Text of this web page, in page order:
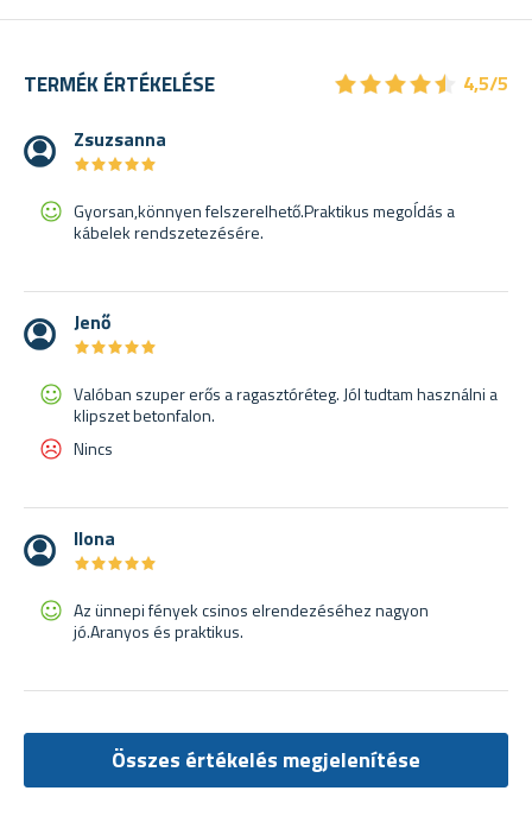
TERMÉK ÉRTÉKELÉSE ★★★★★
★★★★★
4,5/5
Zsuzsanna
★★★★★
★★★★★
Gyorsan,könnyen felszerelhető.Praktikus megoĺdás a
kábelek rendszetezésére.
Jenő
★★★★★
★★★★★
Valóban szuper erős a ragasztóréteg. Jól tudtam használni a
klipszet betonfalon.
Nincs
Ilona
★★★★★
★★★★★
Az ünnepi fények csinos elrendezéséhez nagyon
jó.Aranyos és praktikus.
Összes értékelés megjelenítése